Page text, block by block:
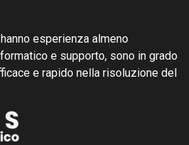
esperienza almeno
e supporto, sono in grado
e rapido nella risoluzione del